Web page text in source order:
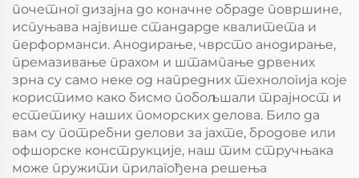
почетног дизајна до коначне обраде површине,
испуњава највише стандарде квалитета и
перформанси. Анодирање, чврсто анодирање,
премазивање прахом и штампање дрвених
зрна су само неке од напредних технологија које
користимо како бисмо побољшали трајност и
естетику наших поморских делова. Било да
вам су потребни делови за јахте, бродове или
офшорске конструкције, наш тим стручњака
може пружити прилагођена решења